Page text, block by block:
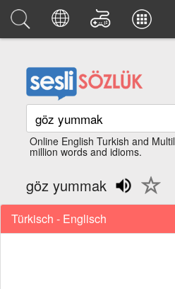
Online English Turkish and
million words and idioms.
göz yummak
Türkisch - Englisch